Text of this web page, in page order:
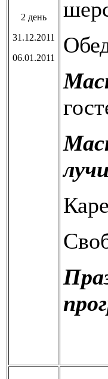
2 день
31.12.2011
06.01.2011